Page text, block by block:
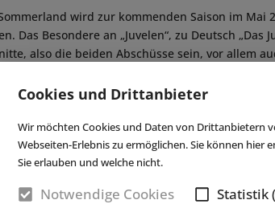
Cookies und Drittanbieter
Wir möchten Cookies und Daten von Drittanbietern
Webseiten-Erlebnis zu ermöglichen. Sie können hier
Sie erlauben und welche nicht.
Notwendige Cookies Statistik
wird zur kommenden Saison im Mai
Das Besondere an „Juvelen“, zu Deutsch
also die beiden Abschüsse sein, vor allem
Als Vorbild für das Design der
oder auch Quads. Im Quad geht es für die
Insgesamt 9,4 Mio. Euro investiert das
Investition des dänischen Parks überhaupt.(eap)